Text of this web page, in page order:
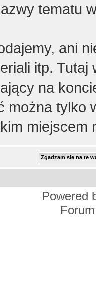
tematu
ani
itp. Tutaj
na
można tylko
miejscem
Powered